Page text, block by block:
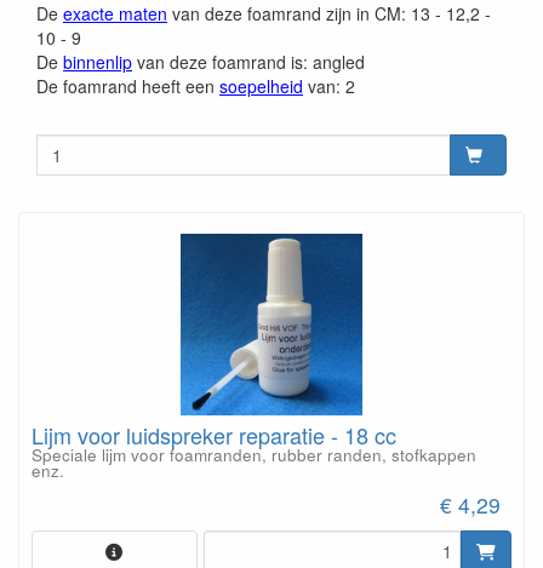
De exacte maten van deze foamrand zijn in CM: 13 - 12,2 -
10 - 9
De binnenlip van deze foamrand is: angled
De foamrand heeft een soepelheid van: 2
Lijm voor luidspreker reparatie - 18 cc
Speciale lijm voor foamranden, rubber randen, stofkappen
enz.
€ 4,29